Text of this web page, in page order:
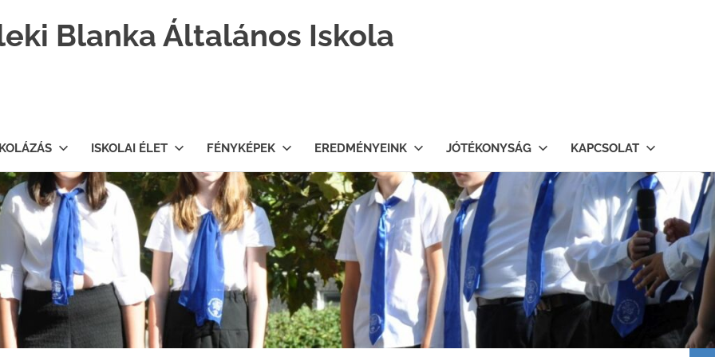
Blanka Általános Iskola
ISKOLAI ÉLET FÉNYKÉPEK EREDMÉNYEINK JÓTÉKONYSÁG KAPCSOLAT